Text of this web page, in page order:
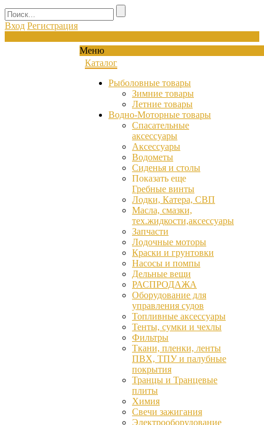
Вход Регистрация
Меню
Каталог
Рыболовные товары
Зимние товары
Летние товары
Водно-Моторные товары
Спасательные
аксессуары
Аксессуары
Водометы
Сиденья и столы
Показать еще
Гребные винты
Лодки, Катера, СВП
Масла, смазки,
тех.жидкости,аксессуары
Запчасти
Лодочные моторы
Краски и грунтовки
Насосы и помпы
Дельные вещи
РАСПРОДАЖА
Оборудование для
управления судов
Топливные аксессуары
Тенты, сумки и чехлы
Фильтры
Ткани, пленки, ленты
ПВХ, ТПУ и палубные
покрытия
Транцы и Транцевые
плиты
Химия
Свечи зажигания
Электрооборудование